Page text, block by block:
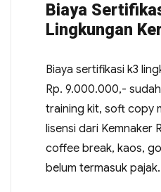
Biaya
Lingkungan
Biaya sertifikasi k3
Rp. 9.000.000,-
training kit, soft copy
lisensi dari Kemnaker
coffee break, kaos,
belum termasuk pajak.